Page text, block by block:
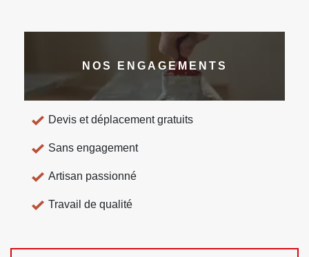
NOS ENGAGEMENTS
Devis et déplacement gratuits
Sans engagement
Artisan passionné
Travail de qualité